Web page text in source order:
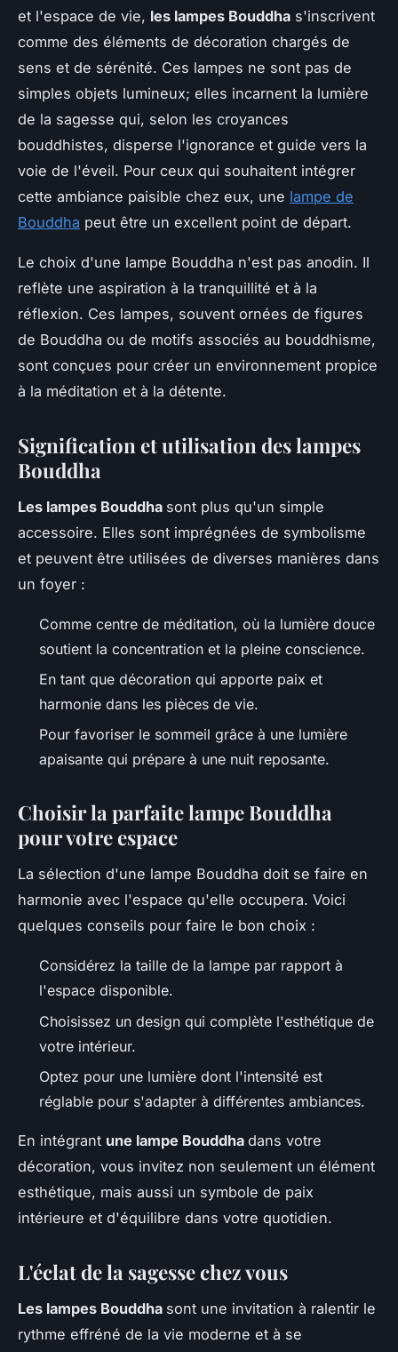
et l'espace de vie, les lampes Bouddha s'inscrivent
comme des éléments de décoration chargés de
sens et de sérénité. Ces lampes ne sont pas de
simples objets lumineux; elles incarnent la lumière
de la sagesse qui, selon les croyances
bouddhistes, disperse l'ignorance et guide vers la
voie de l'éveil. Pour ceux qui souhaitent intégrer
cette ambiance paisible chez eux, une lampe de
Bouddha peut être un excellent point de départ.
Le choix d'une lampe Bouddha n'est pas anodin. Il
reflète une aspiration à la tranquillité et à la
réflexion. Ces lampes, souvent ornées de figures
de Bouddha ou de motifs associés au bouddhisme,
sont conçues pour créer un environnement propice
à la méditation et à la détente.
Signification et utilisation des lampes
Bouddha
Les lampes Bouddha sont plus qu'un simple
accessoire. Elles sont imprégnées de symbolisme
et peuvent être utilisées de diverses manières dans
un foyer :
Comme centre de méditation, où la lumière douce
soutient la concentration et la pleine conscience.
En tant que décoration qui apporte paix et
harmonie dans les pièces de vie.
Pour favoriser le sommeil grâce à une lumière
apaisante qui prépare à une nuit reposante.
Choisir la parfaite lampe Bouddha
pour votre espace
La sélection d'une lampe Bouddha doit se faire en
harmonie avec l'espace qu'elle occupera. Voici
quelques conseils pour faire le bon choix :
Considérez la taille de la lampe par rapport à
l'espace disponible.
Choisissez un design qui complète l'esthétique de
votre intérieur.
Optez pour une lumière dont l'intensité est
réglable pour s'adapter à différentes ambiances.
En intégrant une lampe Bouddha dans votre
décoration, vous invitez non seulement un élément
esthétique, mais aussi un symbole de paix
intérieure et d'équilibre dans votre quotidien.
L'éclat de la sagesse chez vous
Les lampes Bouddha sont une invitation à ralentir le
rythme effréné de la vie moderne et à se